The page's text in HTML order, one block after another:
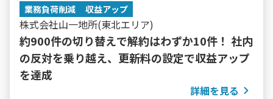
業務負荷削減 収益アップ
株式会社山一地所(東北エリア)
約900件の切り替えで解約はわずか10件！ 社内
の反対を乗り越え、更新料の設定で収益アップ
を達成
詳細を見る